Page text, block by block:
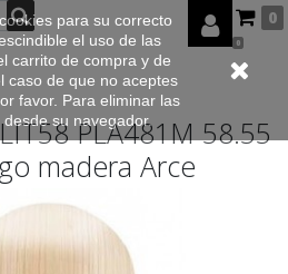
0
0
PLA481M 58.55
madera Arce
para su correcto
el uso de las
carrito de compra y de
caso de que no aceptes
favor. Para eliminar las
su navegador.